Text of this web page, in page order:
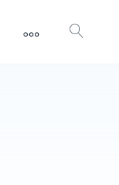
More